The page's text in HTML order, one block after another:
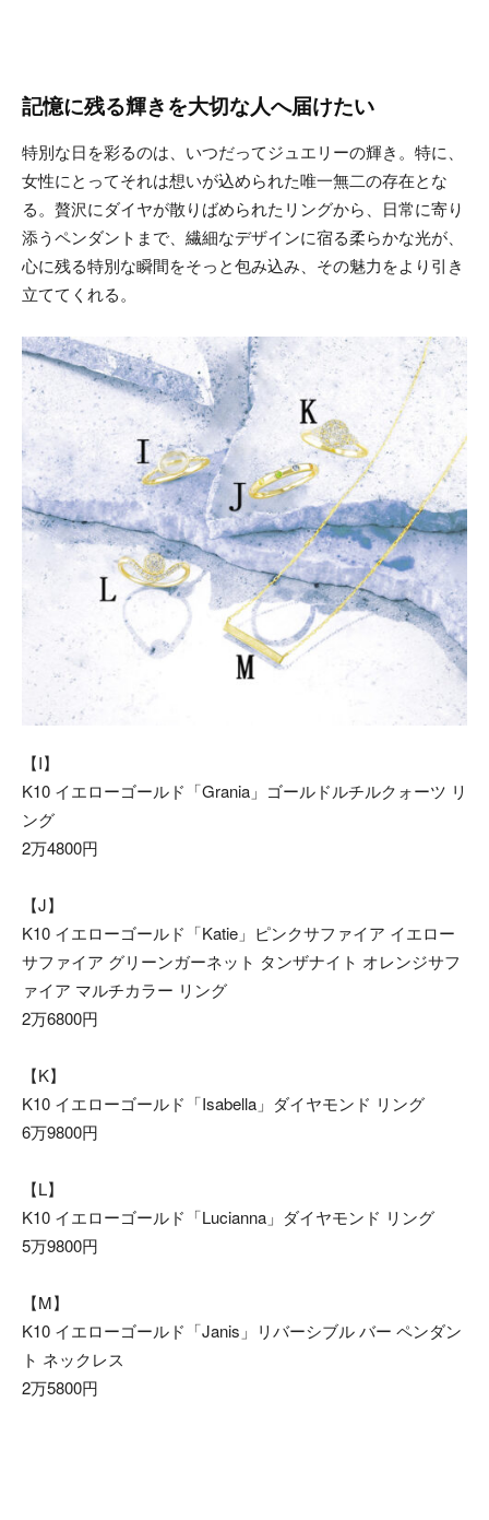
記憶に残る輝きを大切な人へ届けたい
特別な日を彩るのは、いつだってジュエリーの輝き。特に、
女性にとってそれは想いが込められた唯一無二の存在とな
る。贅沢にダイヤが散りばめられたリングから、日常に寄り
添うペンダントまで、繊細なデザインに宿る柔らかな光が、
心に残る特別な瞬間をそっと包み込み、その魅力をより引き
立ててくれる。
【I】
K10 イエローゴールド「Grania」ゴールドルチルクォーツ リ
ング
2万4800円
【J】
K10 イエローゴールド「Katie」ピンクサファイア イエロー
サファイア グリーンガーネット タンザナイト オレンジサフ
ァイア マルチカラー リング
2万6800円
【K】
K10 イエローゴールド「Isabella」ダイヤモンド リング
6万9800円
【L】
K10 イエローゴールド「Lucianna」ダイヤモンド リング
5万9800円
【M】
K10 イエローゴールド「Janis」リバーシブル バー ペンダン
ト ネックレス
2万5800円